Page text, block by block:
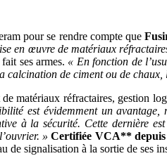
pour se rendre compte que
en œuvre de matériaux
ses armes. « En fonction de
calcination de ciment ou de
matériaux réfractaires, gestion
est évidemment un avantage,
à la sécurité. Cette dernière
» Certifiée VCA** depuis
de signalisation à la sortie de ses